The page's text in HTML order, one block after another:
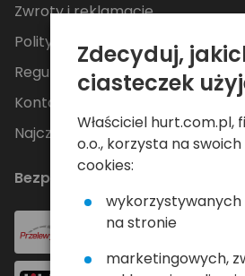
Zwroty i reklamacje
Polityka Prywatności
Regulamin
Kontakt
Najczęściej zadawane pytania
Bezpieczne płatności
Zdecyduj,
ciasteczek
Właściciel hurt.com.pl,
o.o., korzysta na
cookies:
wykorzystywanych
na stronie
marketingowych,